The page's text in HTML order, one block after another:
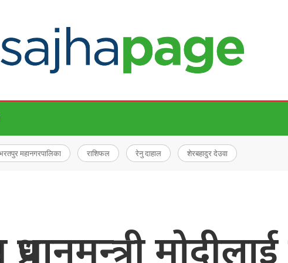
महानगरपालिका राशिफल रेनु दाहाल शेरबहादुर देउवा